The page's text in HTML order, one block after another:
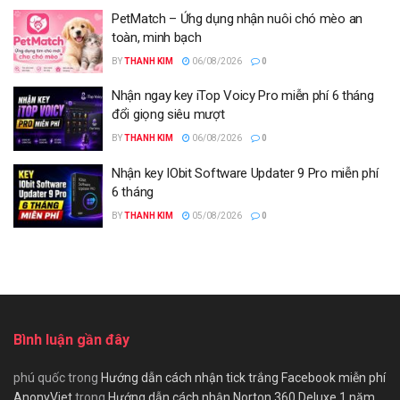
PetMatch – Ứng dụng nhận nuôi chó mèo an
toàn, minh bạch
BYTHANH KIM 06/08/2026 0
Nhận ngay key iTop Voicy Pro miễn phí 6 tháng
đổi giọng siêu mượt
BYTHANH KIM 06/08/2026 0
Nhận key IObit Software Updater 9 Pro miễn phí
6 tháng
BYTHANH KIM 05/08/2026 0
Bình luận gần đây
phú quốctrong Hướng dẫn cách nhận tick trắng Facebook miễn phí